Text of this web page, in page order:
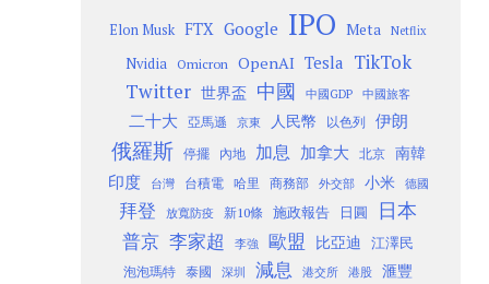
Elon Musk FTX Google IPO Meta Netflix
Nvidia Omicron OpenAI Tesla TikTok
Twitter 世界盃 中國 中國GDP 中國旅客
二十大 亞馬遜 京東 人民幣 以色列 伊朗
俄羅斯 停擺 內地 加息 加拿大 北京
南韓
印度
台灣 台積電 哈里 商務部 外交部 小米 德國
拜登 放寬防疫 新10條 施政報告 日圓 日本
普京 李家超 李強 歐盟 比亞迪 江澤民
泡泡瑪特 泰國 深圳 減息 港交所 港股 滙豐